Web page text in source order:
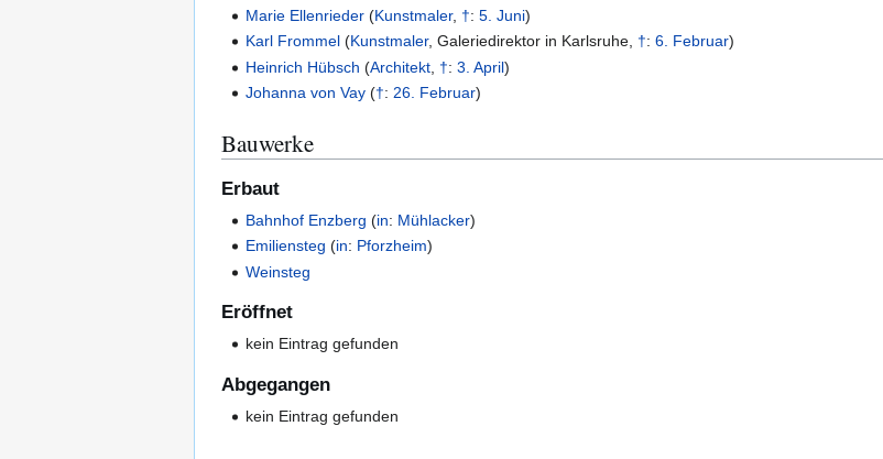
Marie Ellenrieder (Kunstmaler, †:5. Juni)
Karl Frommel (Kunstmaler,Galeriedirektor in Karlsruhe, †:6. Februar)
Heinrich Hübsch (Architekt †:3. April)
Johanna von Vay (†:26. Februar)
Bauwerke
Erbaut
Bahnhof Enzberg (in: Mühlacker)
Emiliensteg (in: Pforzheim)
Weinsteg
Eröffnet
kein Eintrag gefunden
Abgegangen
kein Eintrag gefunden